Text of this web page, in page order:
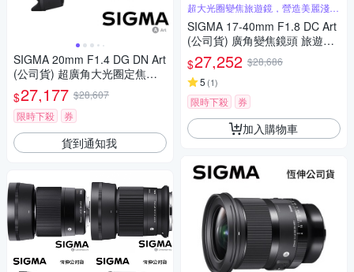
SIGMA 20mm F1.4 DG DN Art
(公司貨) 超廣角大光圈定焦鏡
全片幅微單眼鏡頭 星空 天文鏡
$27,177 $28,607
限時下殺
券
貨到通知我
超大光圈變焦旅遊鏡，營造美麗淺景
深
SIGMA 17-40mm F1.8 DC Art
(公司貨) 廣角變焦鏡頭 旅遊鏡
APS-C 無反微單眼鏡頭
$27,252 $28,686
5 (1)
限時下殺 券
加入購物車